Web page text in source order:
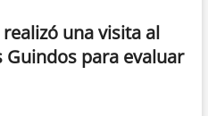
una visita al
para evaluar